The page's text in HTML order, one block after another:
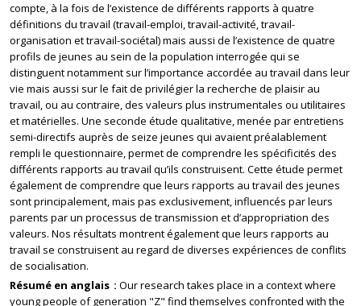
compte, à la fois de l’existence de différents rapports à quatre
définitions du travail (travail-emploi, travail-activité, travail-
organisation et travail-sociétal) mais aussi de l’existence de quatre
profils de jeunes au sein de la population interrogée qui se
distinguent notamment sur l’importance accordée au travail dans leur
vie mais aussi sur le fait de privilégier la recherche de plaisir au
travail, ou au contraire, des valeurs plus instrumentales ou utilitaires
et matérielles. Une seconde étude qualitative, menée par entretiens
semi-directifs auprès de seize jeunes qui avaient préalablement
rempli le questionnaire, permet de comprendre les spécificités des
différents rapports au travail qu’ils construisent. Cette étude permet
également de comprendre que leurs rapports au travail des jeunes
sont principalement, mais pas exclusivement, influencés par leurs
parents par un processus de transmission et d’appropriation des
valeurs. Nos résultats montrent également que leurs rapports au
travail se construisent au regard de diverses expériences de conflits
de socialisation.
Résumé en anglais
Our research takes place in a context where
young people of generation "Z" find themselves confronted with the